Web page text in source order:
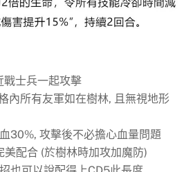
戰士兵一起攻擊
內所有友軍如在樹林, 且無視地形
30%, 攻擊後不必擔心血量問題
美配合 (於樹林時加攻加魔防)